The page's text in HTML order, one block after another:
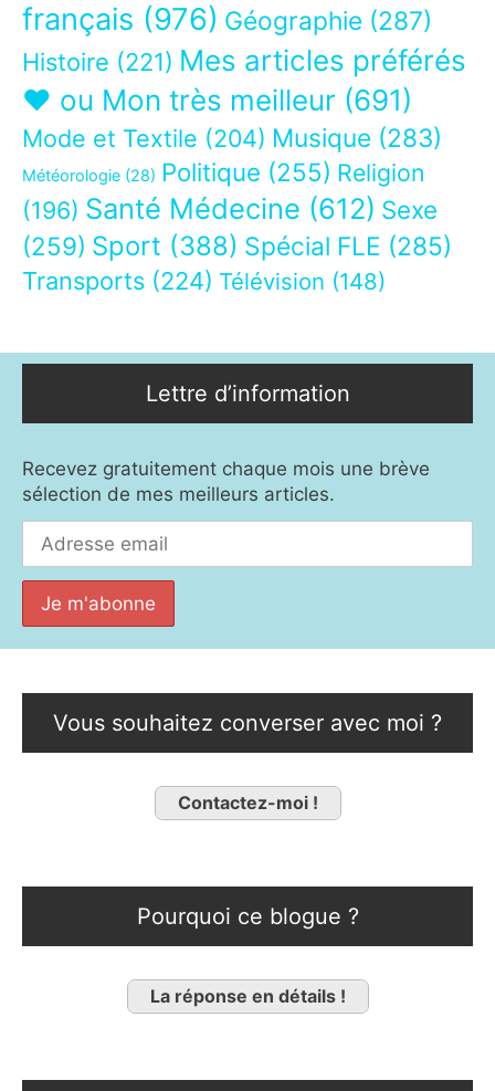
français (976) Géographie (287)
Histoire (221) Mes articles préférés
❤ ou Mon très meilleur (691)
Mode et Textile (204) Musique (283)
Météorologie (28) Politique (255) Religion
(196) Santé Médecine (612) Sexe
(259) Sport (388) Spécial FLE (285)
Transports (224) Télévision (148)
Lettre d’information
Recevez gratuitement chaque mois une brève
sélection de mes meilleurs articles.
Vous souhaitez converser avec moi ?
Contactez-moi !
Pourquoi ce blogue ?
La réponse en détails !